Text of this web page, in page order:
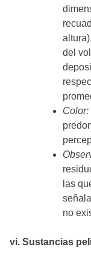
del
Color:
las
no
vi. Sustancias